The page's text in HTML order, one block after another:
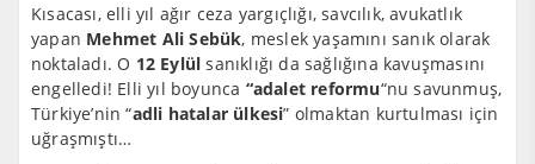
Kısacası, elli yıl ağır ceza yargıçlığı, savcılık, avukatlık
yapan Mehmet Ali Sebük, meslek yaşamını sanık olarak
noktaladı. O 12 Eylülsanıklığı da sağlığına kavuşmasını
engelledi! Elli yıl boyunca “adalet reformu“nu savunmuş,
Türkiye’nin “adli hatalar ülkesi” olmaktan kurtulması için
uğraşmıştı…